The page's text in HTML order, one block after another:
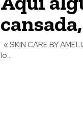
« SKIN CARE BY AMELIA
lo...